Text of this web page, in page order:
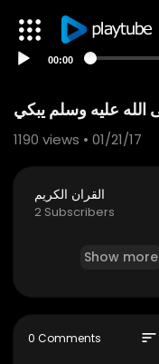
00:00
1190 views • 01/21/17
القران الكريم
2 Subscribers
Show more
0 Comments sort